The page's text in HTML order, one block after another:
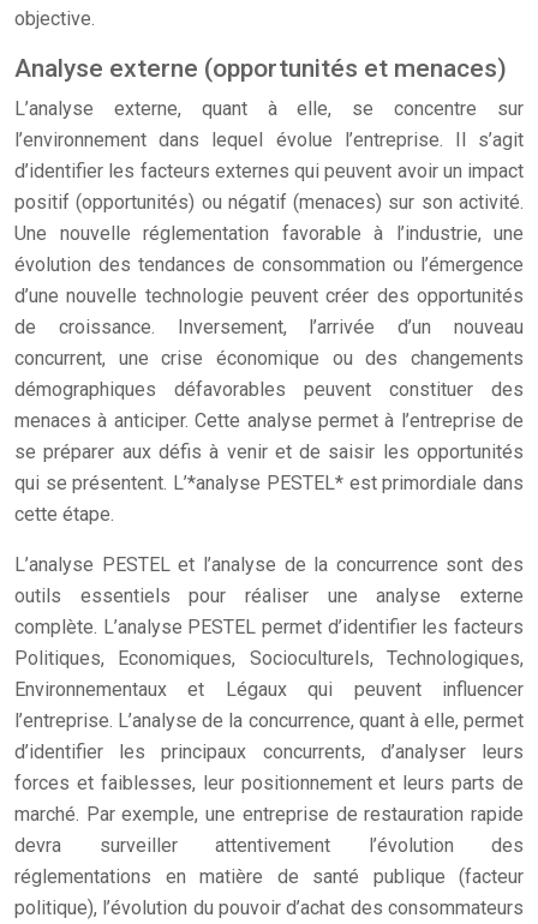
objective.
Analyse externe (opportunités et menaces)
L’analyse externe, quant à elle, se concentre sur
l’environnement dans lequel évolue l’entreprise. Il s’agit
d’identifier les facteurs externes qui peuvent avoir un impact
positif (opportunités) ou négatif (menaces) sur son activité.
Une nouvelle réglementation favorable à l’industrie, une
évolution des tendances de consommation ou l’émergence
d’une nouvelle technologie peuvent créer des opportunités
de croissance. Inversement, l’arrivée d’un nouveau
concurrent, une crise économique ou des changements
démographiques défavorables peuvent constituer des
menaces à anticiper. Cette analyse permet à l’entreprise de
se préparer aux défis à venir et de saisir les opportunités
qui se présentent. L’*analyse PESTEL* est primordiale dans
cette étape.
L’analyse PESTEL et l’analyse de la concurrence sont des
outils essentiels pour réaliser une analyse externe
complète. L’analyse PESTEL permet d’identifier les facteurs
Politiques, Economiques, Socioculturels, Technologiques,
Environnementaux et Légaux qui peuvent influencer
l’entreprise. L’analyse de la concurrence, quant à elle, permet
d’identifier les principaux concurrents, d’analyser leurs
forces et faiblesses, leur positionnement et leurs parts de
marché. Par exemple, une entreprise de restauration rapide
devra surveiller attentivement l’évolution des
réglementations en matière de santé publique (facteur
politique), l’évolution du pouvoir d’achat des consommateurs